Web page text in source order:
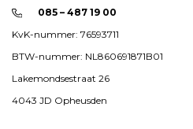
085 – 487 19 00
KvK-nummer: 76593711
BTW-nummer: NL860691871B01
Lakemondsestraat 26
4043 JD Opheusden